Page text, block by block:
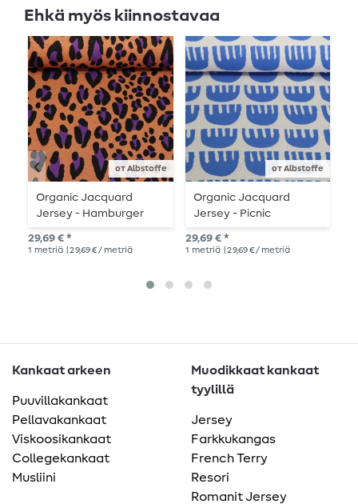
Ehkä myös kiinnostavaa
от Albstoffe
Organic Jacquard
Jersey - Hamburger
Liebe Magical Shimmer
Safari Oranssi Leo Leo
29,69 € *
1 metriä | 29,69 € / metriä
от Albstoffe
Organic Jacquard
Jersey - Picnic
Tulppaanit Sininen
29,69 € *
1 metriä | 29,69 € / metriä
Kankaat arkeen
Puuvillakankaat
Pellavakankaat
Viskoosikankaat
Collegekankaat
Musliini
Muodikkaat kankaat
tyylillä
Jersey
Farkkukangas
French Terry
Resori
Romanit Jersey